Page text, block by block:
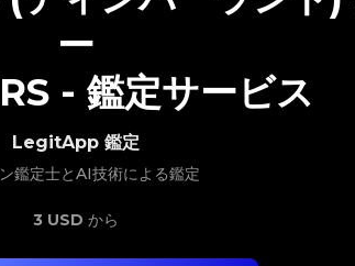
LegitApp 鑑定
鑑定士とAI技術による鑑定
3 USD から
ー
- 鑑定サービス